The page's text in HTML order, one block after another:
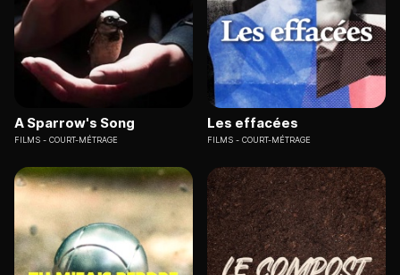
A Sparrow's Song
FILMS COURT-MÉTRAGE
Les effacées
FILMS COURT-MÉTRAGE